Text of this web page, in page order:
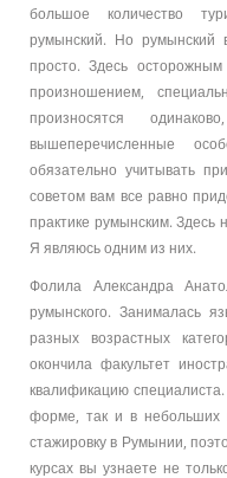
большое количество
румынский. Но румынский
просто. Здесь
произношением,
произносятся
вышеперечисленные
обязательно учитывать
советом вам все равно
практике румынским. Здесь
Я являюсь одним из них.
Фолила Александра
румынского. Занималась
разных возрастных
окончила факультет
квалификацию
форме, так и в небольших
стажировку в Румынии,
курсах вы узнаете не